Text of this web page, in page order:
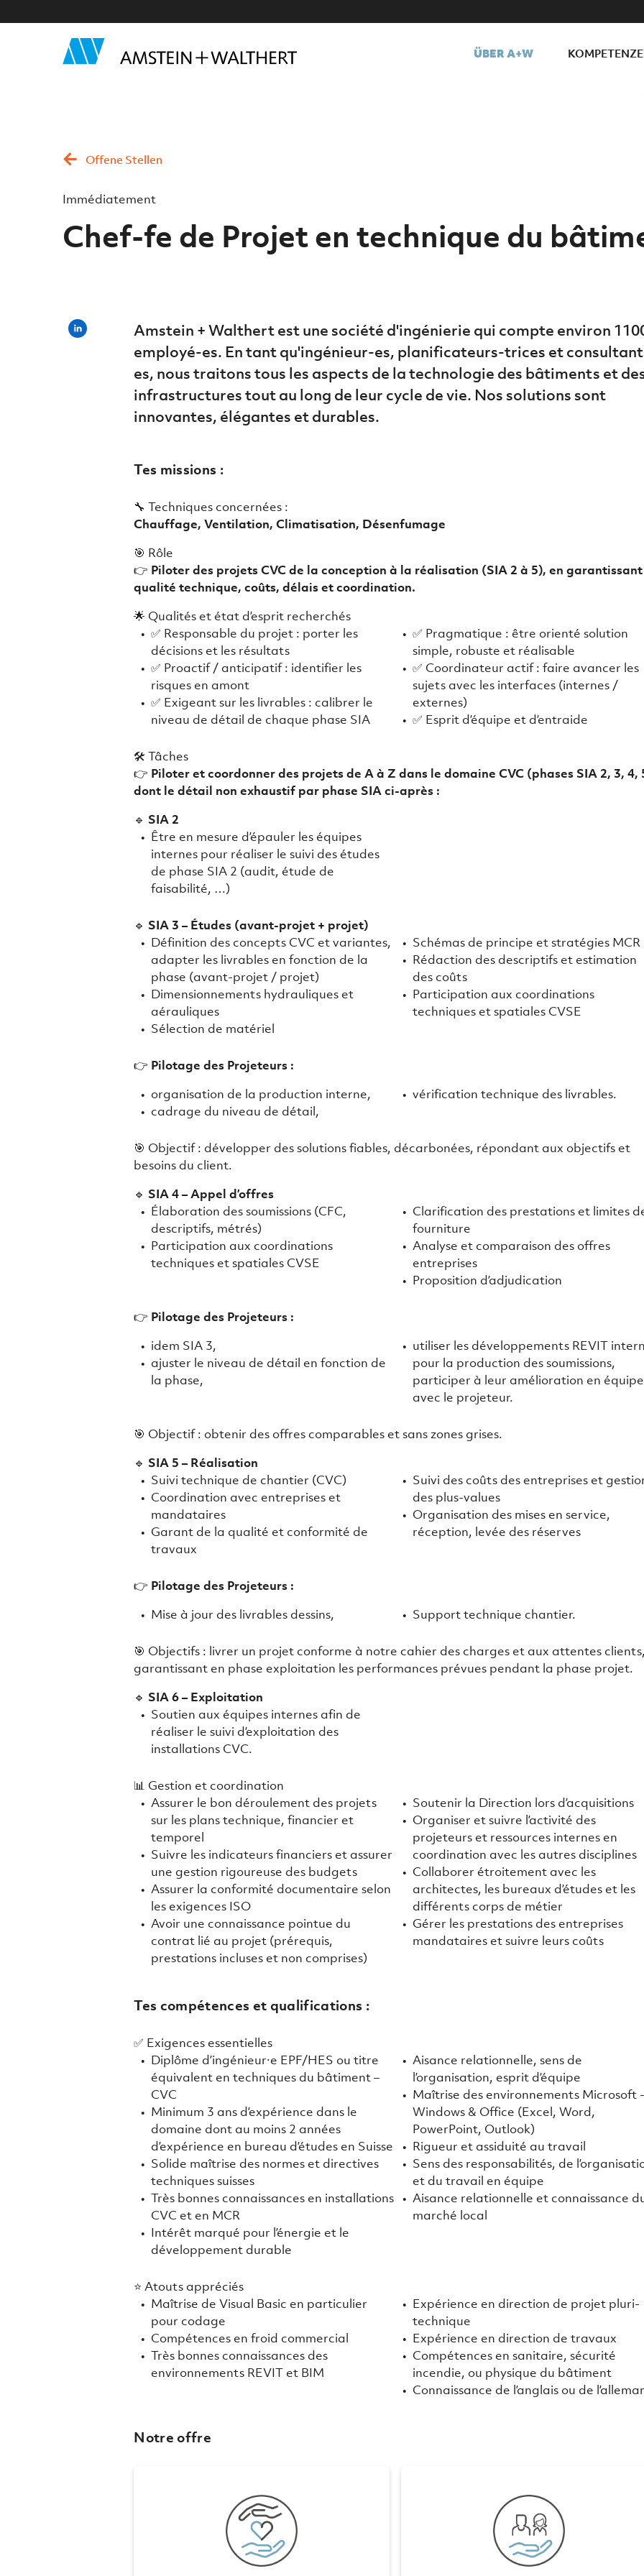
ÜBER A+W
Offene Stellen
Immédiatement
Chef-fe de Projet en technique du
Amstein + Walthert est une société d'ingénierie qui compte environ
employé-es. En tant qu'ingénieur-es, planificateurs-trices et
es, nous traitons tous les aspects de la technologie des bâtiments et
infrastructures tout au long de leur cycle de vie. Nos solutions sont
innovantes, élégantes et durables.
Tes missions :
🔧 Techniques concernées :
Chauffage, Ventilation, Climatisation, Désenfumage
🎯 Rôle
👉 Piloter des projets CVC de la conception à la réalisation (SIA 2 à 5), en garantissant
qualité technique, coûts, délais et coordination.
🌟 Qualités et état d’esprit recherchés
✅ Responsable du projet : porter les
décisions et les résultats
✅ Proactif / anticipatif : identifier les
risques en amont
✅ Exigeant sur les livrables : calibrer le
niveau de détail de chaque phase SIA
✅ Pragmatique : être orienté solution
simple, robuste et réalisable
✅ Coordinateur actif : faire avancer les
sujets avec les interfaces (internes /
externes)
✅ Esprit d’équipe et d’entraide
🛠️ Tâches
👉 Piloter et coordonner des projets de A à Z dans le domaine CVC (phases SIA 2, 3, 4,
dont le détail non exhaustif par phase SIA ci-après :
🔹 SIA 2
Être en mesure d’épauler les équipes
internes pour réaliser le suivi des études
de phase SIA 2 (audit, étude de
faisabilité, …)
🔹 SIA 3 – Études (avant-projet + projet)
Définition des concepts CVC et variantes,
adapter les livrables en fonction de la
phase (avant-projet / projet)
Dimensionnements hydrauliques et
aérauliques
Sélection de matériel
Schémas de principe et stratégies MCR
Rédaction des descriptifs et estimation
des coûts
Participation aux coordinations
techniques et spatiales CVSE
👉 Pilotage des Projeteurs :
organisation de la production interne,
cadrage du niveau de détail,
vérification technique des livrables.
🎯 Objectif : développer des solutions fiables, décarbonées, répondant aux objectifs et
besoins du client.
🔹 SIA 4 – Appel d’offres
Élaboration des soumissions (CFC,
descriptifs, métrés)
Participation aux coordinations
techniques et spatiales CVSE
Clarification des prestations et limites
fourniture
Analyse et comparaison des offres
entreprises
Proposition d’adjudication
👉 Pilotage des Projeteurs :
idem SIA 3,
ajuster le niveau de détail en fonction de
la phase,
utiliser les développements REVIT
pour la production des soumissions,
participer à leur amélioration en équipe
avec le projeteur.
🎯 Objectif : obtenir des offres comparables et sans zones grises.
🔹 SIA 5 – Réalisation
Suivi technique de chantier (CVC)
Coordination avec entreprises et
mandataires
Garant de la qualité et conformité de
travaux
Suivi des coûts des entreprises et
des plus-values
Organisation des mises en service,
réception, levée des réserves
👉 Pilotage des Projeteurs :
Mise à jour des livrables dessins,
Support technique chantier.
🎯 Objectifs : livrer un projet conforme à notre cahier des charges et aux attentes clients,
garantissant en phase exploitation les performances prévues pendant la phase projet.
🔹 SIA 6 – Exploitation
Soutien aux équipes internes afin de
réaliser le suivi d’exploitation des
installations CVC.
📊 Gestion et coordination
Assurer le bon déroulement des projets
sur les plans technique, financier et
temporel
Suivre les indicateurs financiers et assurer
une gestion rigoureuse des budgets
Assurer la conformité documentaire selon
les exigences ISO
Avoir une connaissance pointue du
contrat lié au projet (prérequis,
prestations incluses et non comprises)
Soutenir la Direction lors d’acquisitions
Organiser et suivre l’activité des
projeteurs et ressources internes en
coordination avec les autres disciplines
Collaborer étroitement avec les
architectes, les bureaux d’études et les
différents corps de métier
Gérer les prestations des entreprises
mandataires et suivre leurs coûts
Tes compétences et qualifications :
✅ Exigences essentielles
Diplôme d’ingénieur·e EPF/HES ou titre
équivalent en techniques du bâtiment –
CVC
Minimum 3 ans d’expérience dans le
domaine dont au moins 2 années
d’expérience en bureau d’études en Suisse
Solide maîtrise des normes et directives
techniques suisses
Très bonnes connaissances en installations
CVC et en MCR
Intérêt marqué pour l’énergie et le
développement durable
Aisance relationnelle, sens de
l’organisation, esprit d’équipe
Maîtrise des environnements Microsoft -
Windows & Office (Excel, Word,
PowerPoint, Outlook)
Rigueur et assiduité au travail
Sens des responsabilités, de
et du travail en équipe
Aisance relationnelle et connaissance
marché local
⭐ Atouts appréciés
Maîtrise de Visual Basic en particulier
pour codage
Compétences en froid commercial
Très bonnes connaissances des
environnements REVIT et BIM
Expérience en direction de projet pluri-
technique
Expérience en direction de travaux
Compétences en sanitaire, sécurité
incendie, ou physique du bâtiment
Connaissance de l’anglais ou de
Notre offre
RÉMUNÉRATION
Horaires de travail flexibles
25 jours de vacances, 30 jours à
partir de 55 ans (pour A+W
PRESTATIONS SOCIALES
Possède sa propre caisse de
prévoyance (excepté A+W Lucerne)
Prise en charge intégrale des primes